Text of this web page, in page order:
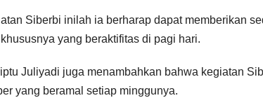
Siberbi inilah ia berharap dapat memberikan
yang beraktifitas di pagi hari.
Juliyadi juga menambahkan bahwa kegiatan
yang beramal setiap minggunya.